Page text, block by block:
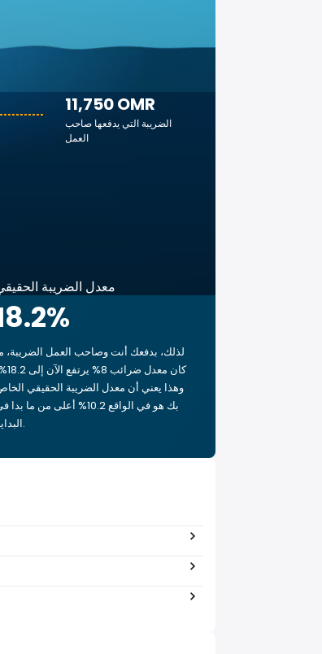
11,750 OMR
الضريبة التي يدفعها صاحب
العمل
معدل الضريبة
%
لذلك، بدفعك أنت وصاحب العمل الضريبة،
كان معدل ضرائب
وهذا يعني أن معدل الضريبة الحقيقي
بك هو في الواقع 10.2% أعلى من ما
البداية.